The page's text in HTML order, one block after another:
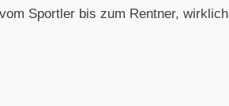
Sportler bis zum Rentner, wirklich